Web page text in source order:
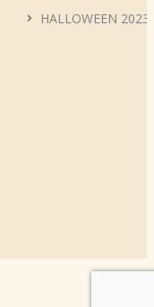
HALLOWEEN 2023